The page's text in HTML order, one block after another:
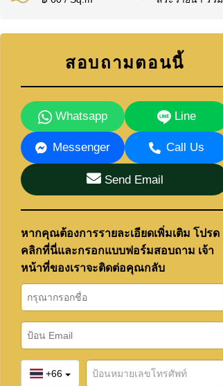
สอบถามตอนนี้
Whatsapp Line
Messenger Call Us
Send Email
หากคุณต้องการรายละเอียดเพิ่มเติม โปรด
คลิกที่นี่และกรอกแบบฟอร์มสอบถาม เจ้า
หน้าที่ของเราจะติดต่อคุณกลับ
+66